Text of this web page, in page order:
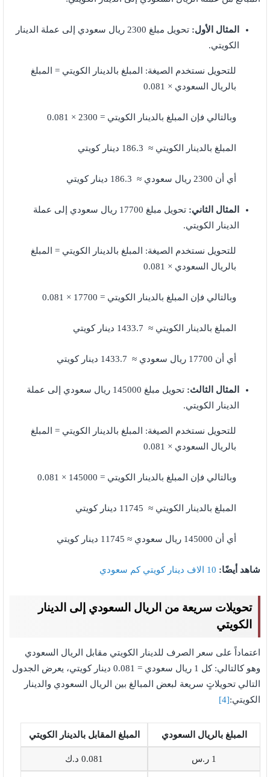
المثال الأول:
تحويل مبلغ 2300 ريال سعودي إلى عملة الدينار
الكويتي.
للتحويل نستخدم الصيغة: المبلغ بالدينار الكويتي = المبلغ
بالريال السعودي × 0.081
وبالتالي فإن المبلغ بالدينار الكويتي = 2300 × 0.081
المبلغ بالدينار الكويتي ≈ 186.3 دينار كويتي
أي أن 2300 ريال سعودي ≈ 186.3 دينار كويتي
المثال الثاني:
تحويل مبلغ 17700 ريال سعودي إلى عملة
الدينار الكويتي.
للتحويل نستخدم الصيغة: المبلغ بالدينار الكويتي = المبلغ
بالريال السعودي × 0.081
وبالتالي فإن المبلغ بالدينار الكويتي = 17700 × 0.081
المبلغ بالدينار الكويتي ≈ 1433.7 دينار كويتي
أي أن 17700 ريال سعودي ≈ 1433.7 دينار كويتي
المثال الثالث:
تحويل مبلغ 145000 ريال سعودي إلى عملة
الدينار الكويتي.
للتحويل نستخدم الصيغة: المبلغ بالدينار الكويتي = المبلغ
بالريال السعودي × 0.081
وبالتالي فإن المبلغ بالدينار الكويتي = 145000 × 0.081
المبلغ بالدينار الكويتي ≈ 11745 دينار كويتي
أي أن 145000 ريال سعودي ≈ 11745 دينار كويتي
شاهد أيضًا: 10 الاف دينار كويتي كم سعودي
تحويلات سريعة من الريال السعودي إلى الدينار
الكويتي
اعتماداً على سعر الصرف للدينار الكويتي مقابل الريال السعودي
وهو كالتالي: كل 1 ريال سعودي = 0.081 دينار كويتي، يعرض الجدول
التالي تحويلاتٍ سريعة لبعض المبالغ بين الريال السعودي والدينار
الكويتي:[4]
المبلغ بالريال السعودي المبلغ المقابل بالدينار الكويتي
1 ر.س 0.081 د.ك